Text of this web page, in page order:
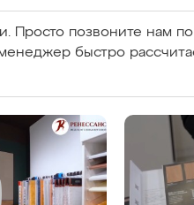
Просто позвоните нам
быстро